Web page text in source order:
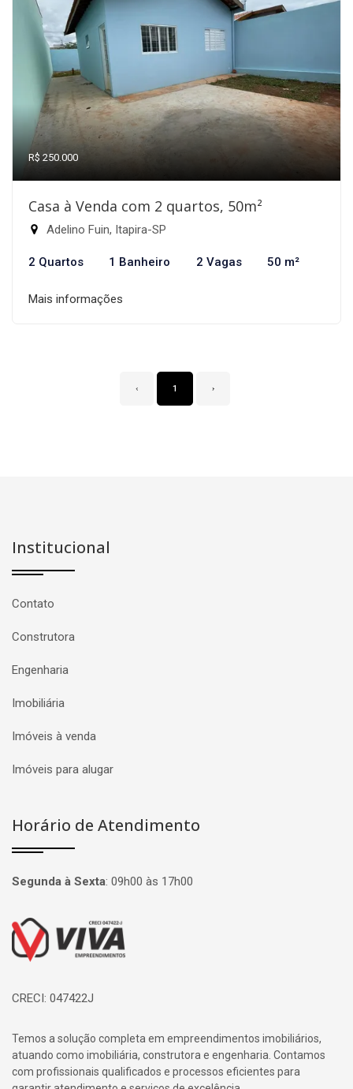
R$ 250.000
Casa à Venda com 2 quartos, 50m²
Adelino Fuin, Itapira-SP
2 Quartos 1 Banheiro 2 Vagas 50 m²
Mais informações
‹ 1 ›
Institucional
Contato
Construtora
Engenharia
Imobiliária
Imóveis à venda
Imóveis para alugar
Horário de Atendimento
Segunda à Sexta: 09h00 às 17h00
Página inicial
CRECI: 047422J
Temos a solução completa em empreendimentos imobiliários,
atuando como imobiliária, construtora e engenharia. Contamos
com profissionais qualificados e processos eficientes para